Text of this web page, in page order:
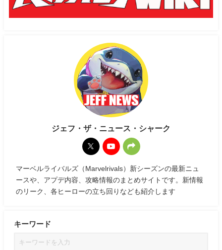
ジェフ・ザ・ニュース・シャーク
マーベルライバルズ（Marvelrivals）新シーズンの最新ニュ
ースや、アプデ内容、攻略情報のまとめサイトです。新情報
のリーク、各ヒーローの立ち回りなども紹介します
キーワード